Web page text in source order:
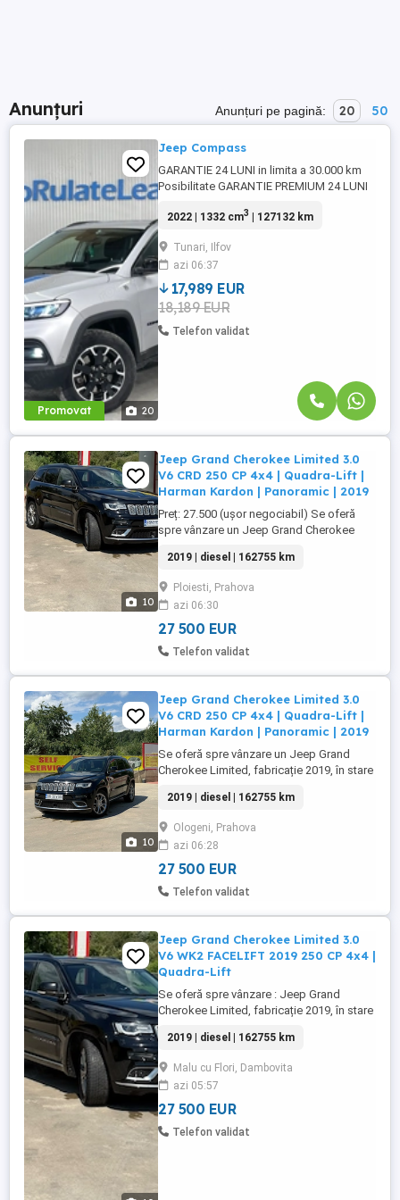
Anunțuri Anunțuri pe pagină: 20 50
Promovat 20
Jeep Compass
GARANTIE 24 LUNI in limita a 30.000 km
Posibilitate GARANTIE PREMIUM 24 LUNI
cu avans 0% pe o perioada de maxim 6 ani
persoane fizice (cu venituri obtinute
inclusiv in afara tarii), persoane juridice si
persoane fizice ...
2022 | 1332 cm3 | 127132 km
Tunari, Ilfov
azi 06:37
17,989 EUR
18,189 EUR
Telefon validat
10
Jeep Grand Cherokee Limited 3.0
V6 CRD 250 CP 4x4 | Quadra-Lift |
Harman Kardon | Panoramic | 2019
Preț: 27.500 (ușor negociabil) Se oferă
spre vânzare un Jeep Grand Cherokee
bună de funcționare și întreținere.
Autoturism premium, ideal atât pentru
utilizarea zilnică, cât și pentru călătorii
lungi, datorită confortului excepțional și
performanțelor sistemului ...
2019 | diesel | 162755 km
Ploiesti, Prahova
azi 06:30
27 500 EUR
Telefon validat
10
Jeep Grand Cherokee Limited 3.0
V6 CRD 250 CP 4x4 | Quadra-Lift |
Harman Kardon | Panoramic | 2019
Se oferă spre vânzare un Jeep Grand
Cherokee Limited, fabricație 2019, în stare
Autoturism premium, ideal atât pentru
utilizarea zilnică, cât și pentru călătorii
lungi, datorită confortului excepțional și
performanțelor sistemului de tracțiune
integrală. Preț: ...
2019 | diesel | 162755 km
Ologeni, Prahova
azi 06:28
27 500 EUR
Telefon validat
Jeep Grand Cherokee Limited 3.0
V6 WK2 FACELIFT 2019 250 CP 4x4 |
Quadra-Lift
Se oferă spre vânzare : Jeep Grand
Cherokee Limited, fabricație 2019, în stare
Autoturism premium, ideal atât pentru
utilizarea zilnică, cât și pentru călătorii
lungi, datorită confortului excepțional și
performanțelor sistemului de tracțiune
integrală. Date ...
2019 | diesel | 162755 km
Malu cu Flori, Dambovita
azi 05:57
27 500 EUR
Telefon validat